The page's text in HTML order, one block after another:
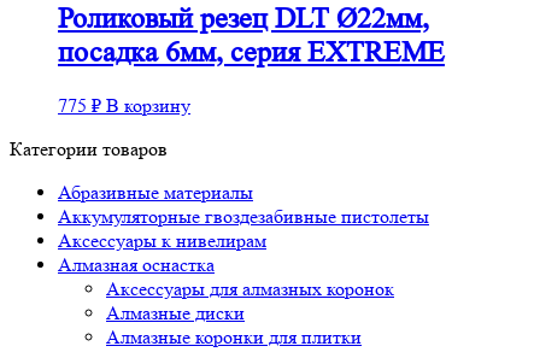
Роликовый резец DLT Ø22мм,
посадка 6мм, серия EXTREME
775 ₽ В корзину
Категории товаров
Абразивные материалы
Аккумуляторные гвоздезабивные пистолеты
Аксессуары к нивелирам
Алмазная оснастка
Аксессуары для алмазных коронок
Алмазные диски
Алмазные коронки для плитки